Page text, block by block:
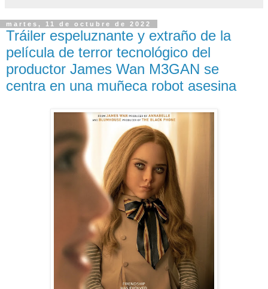
martes, 11 de octubre de 2022
Tráiler espeluznante y extraño de la
película de terror tecnológico del
productor James Wan M3GAN se
centra en una muñeca robot asesina